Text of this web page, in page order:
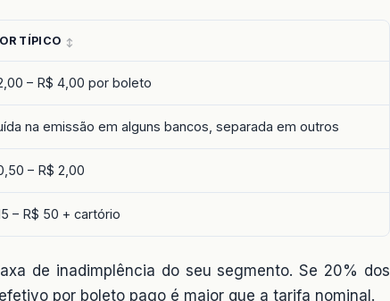
TÍPICO
– R$ 4,00 por boleto
na emissão em alguns bancos, separada em outros
– R$ 2,00
– R$ 50 + cartório
de inadimplência do seu segmento. Se 20% dos
por boleto pago é maior que a tarifa nominal.